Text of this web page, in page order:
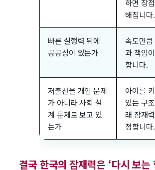
하면 장
해집니다.
빠른 실행력 뒤에
공공성이 있는가
속도만큼
과 책임
합니다.
저출산을 개인 문제
가 아니라 사회 설
계 문제로 보고 있
는가
아이를
있는 구
래 잠재
정합니다.
결국 한국의 잠재력은 ‘다시 보는